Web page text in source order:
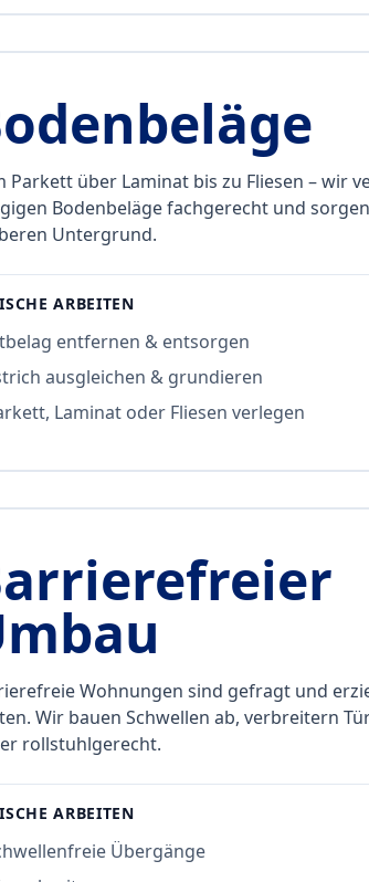
Parkett über Laminat bis zu Fliesen – wir
Bodenbeläge fachgerecht und
Untergrund.
ARBEITEN
entfernen & entsorgen
ausgleichen & grundieren
Laminat oder Fliesen verlegen
Wohnungen sind gefragt und
Wir bauen Schwellen ab, verbreitern
rollstuhlgerecht.
ARBEITEN
Übergänge